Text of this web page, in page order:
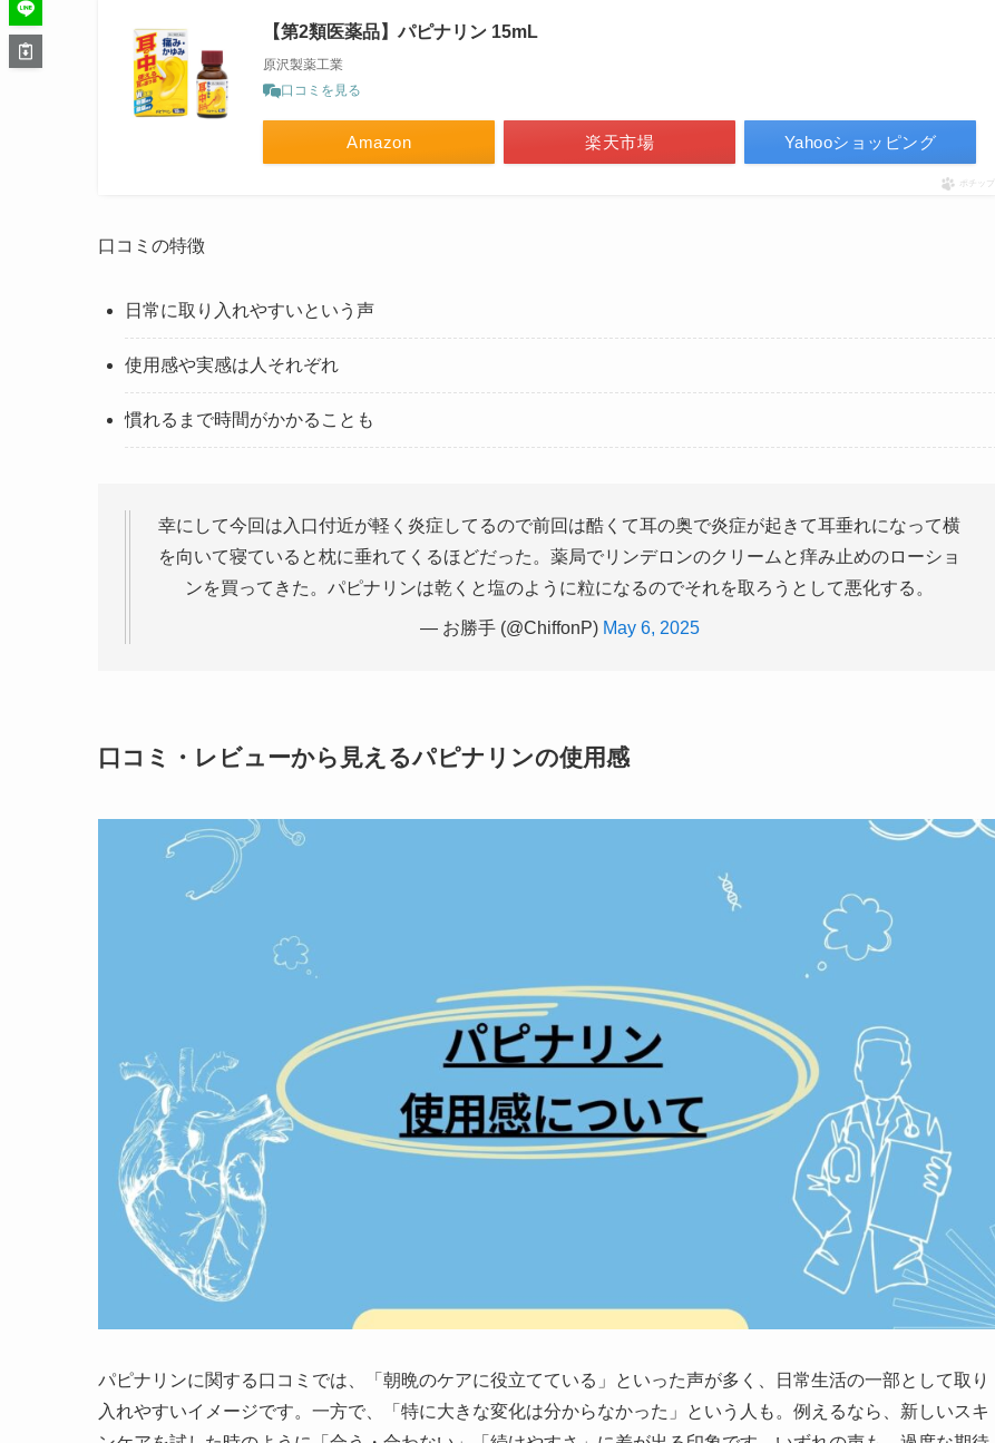
【第2類医薬品】パピナリン 15mL
原沢製薬工業
口コミを見る
Amazon 楽天市場 Yahooショッピング
ポチップ
口コミの特徴
日常に取り入れやすいという声
使用感や実感は人それぞれ
慣れるまで時間がかかることも
幸にして今回は入口付近が軽く炎症してるので前回は酷くて耳の奥で炎症が起きて耳垂れになって横
を向いて寝ていると枕に垂れてくるほどだった。薬局でリンデロンのクリームと痒み止めのローショ
ンを買ってきた。パピナリンは乾くと塩のように粒になるのでそれを取ろうとして悪化する。
— お勝手 (@ChiffonP) May 6, 2025
口コミ・レビューから見えるパピナリンの使用感
パピナリンに関する口コミでは、「朝晩のケアに役立てている」といった声が多く、日常生活の一部として取り
入れやすいイメージです。一方で、「特に大きな変化は分からなかった」という人も。例えるなら、新しいスキ